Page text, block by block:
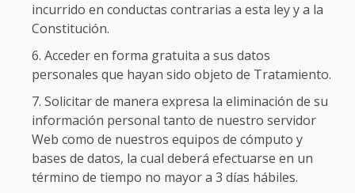
incurrido en conductas contrarias a esta ley y a la
Constitución.
Acceder en forma gratuita a sus datos
personales que hayan sido objeto de Tratamiento.
Solicitar de manera expresa la eliminación de su
información personal tanto de nuestro servidor
Web como de nuestros equipos de cómputo y
bases de datos, la cual deberá efectuarse en un
término de tiempo no mayor a 3 días hábiles.